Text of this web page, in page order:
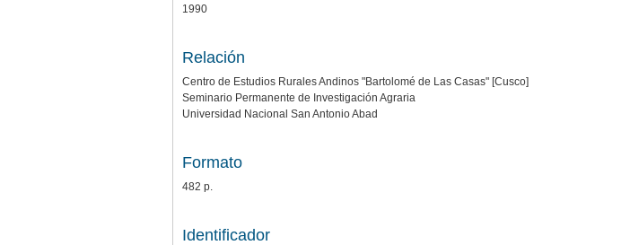
1990
Relación
Centro de Estudios Rurales Andinos "Bartolomé de Las Casas" [Cusco]
Seminario Permanente de Investigación Agraria
Universidad Nacional San Antonio Abad
Formato
482 p.
Identificador